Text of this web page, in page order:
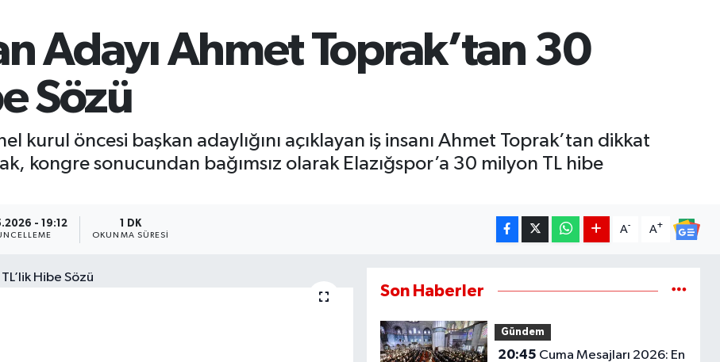
Adayı Ahmet Toprak’tan 30
Sözü
kurul öncesi başkan adaylığını açıklayan iş insanı Ahmet Toprak’tan dikkat
kongre sonucundan bağımsız olarak Elazığspor’a 30 milyon TL hibe
- 19:12 1 DK
OKUNMA SÜRESI
A- A+
Son Haberler
Gündem
20:45